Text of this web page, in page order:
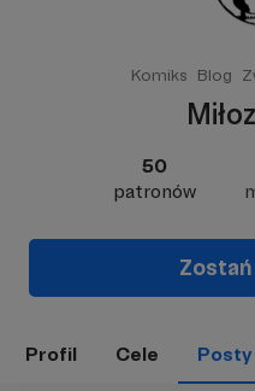
Komiks Blog
50
patronów
Profil Cele Posty